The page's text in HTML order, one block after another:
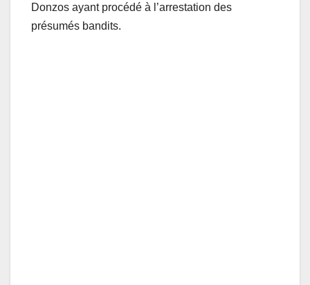
Donzos ayant procédé à l’arrestation des
présumés bandits.